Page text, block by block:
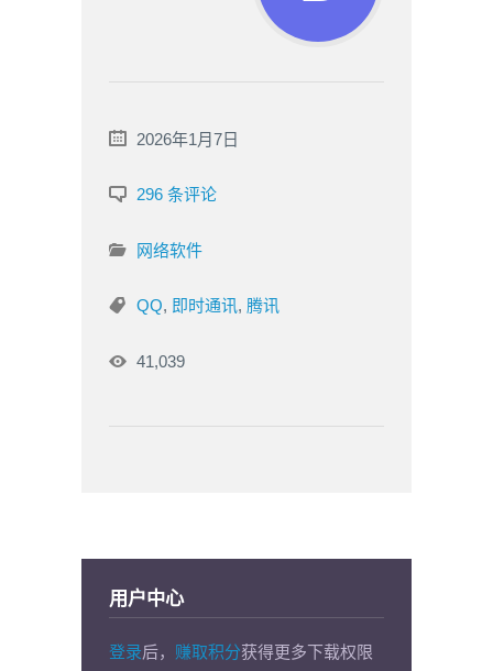
2026年1月7日
296 条评论
网络软件
QQ, 即时通讯, 腾讯
41,039
用户中心
登录后， 赚取积分获得更多下载权限